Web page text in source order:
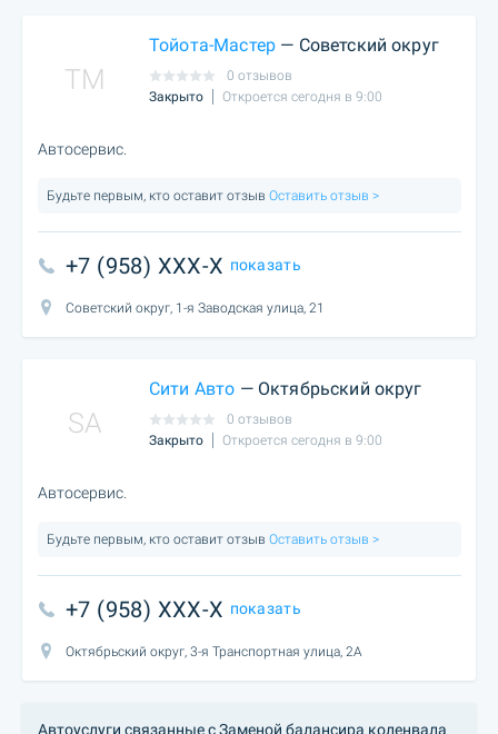
TM
Тойота-Мастер — Советский округ
0 отзывов
Закрыто
Откроется сегодня в 9:00
Автосервис.
Будьте первым, кто оставит отзыв Оставить отзыв >
+7 (958) XXX-X показать
Советский округ, 1-я Заводская улица, 21
SA
Сити Авто — Октябрьский округ
0 отзывов
Закрыто
Откроется сегодня в 9:00
Автосервис.
Будьте первым, кто оставит отзыв Оставить отзыв >
+7 (958) XXX-X показать
Октябрьский округ, 3-я Транспортная улица, 2А
Автоуслуги связанные с Заменой балансира коленвала